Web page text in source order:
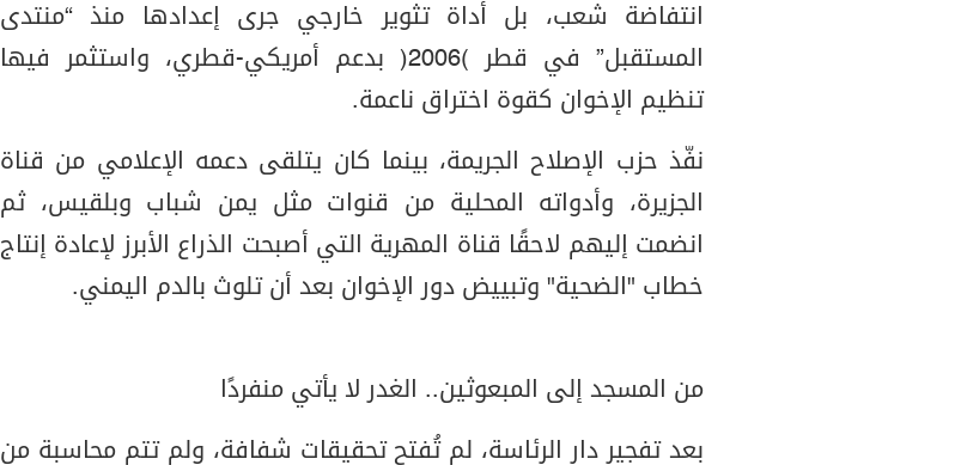
انتفاضة شعب، بل أداة تثوير خارجي جرى إعدادها منذ “منتدى
المستقبل” في قطر (2006) بدعم أمريكي-قطري، واستثمر فيها
تنظيم الإخوان كقوة اختراق ناعمة.
نفّذ حزب الإصلاح الجريمة، بينما كان يتلقى دعمه الإعلامي من قناة
الجزيرة، وأدواته المحلية من قنوات مثل يمن شباب وبلقيس، ثم
انضمت إليهم لاحقًا قناة المهرية التي أصبحت الذراع الأبرز لإعادة إنتاج
خطاب "الضحية" وتبييض دور الإخوان بعد أن تلوث بالدم اليمني.
من المسجد إلى المبعوثين.. الغدر لا يأتي منفردًا
بعد تفجير دار الرئاسة، لم تُفتح تحقيقات شفافة، ولم تتم محاسبة من